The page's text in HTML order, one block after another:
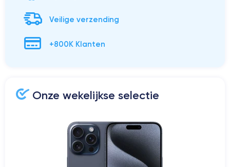
Veilige verzending
+800K Klanten
Onze wekelijkse selectie